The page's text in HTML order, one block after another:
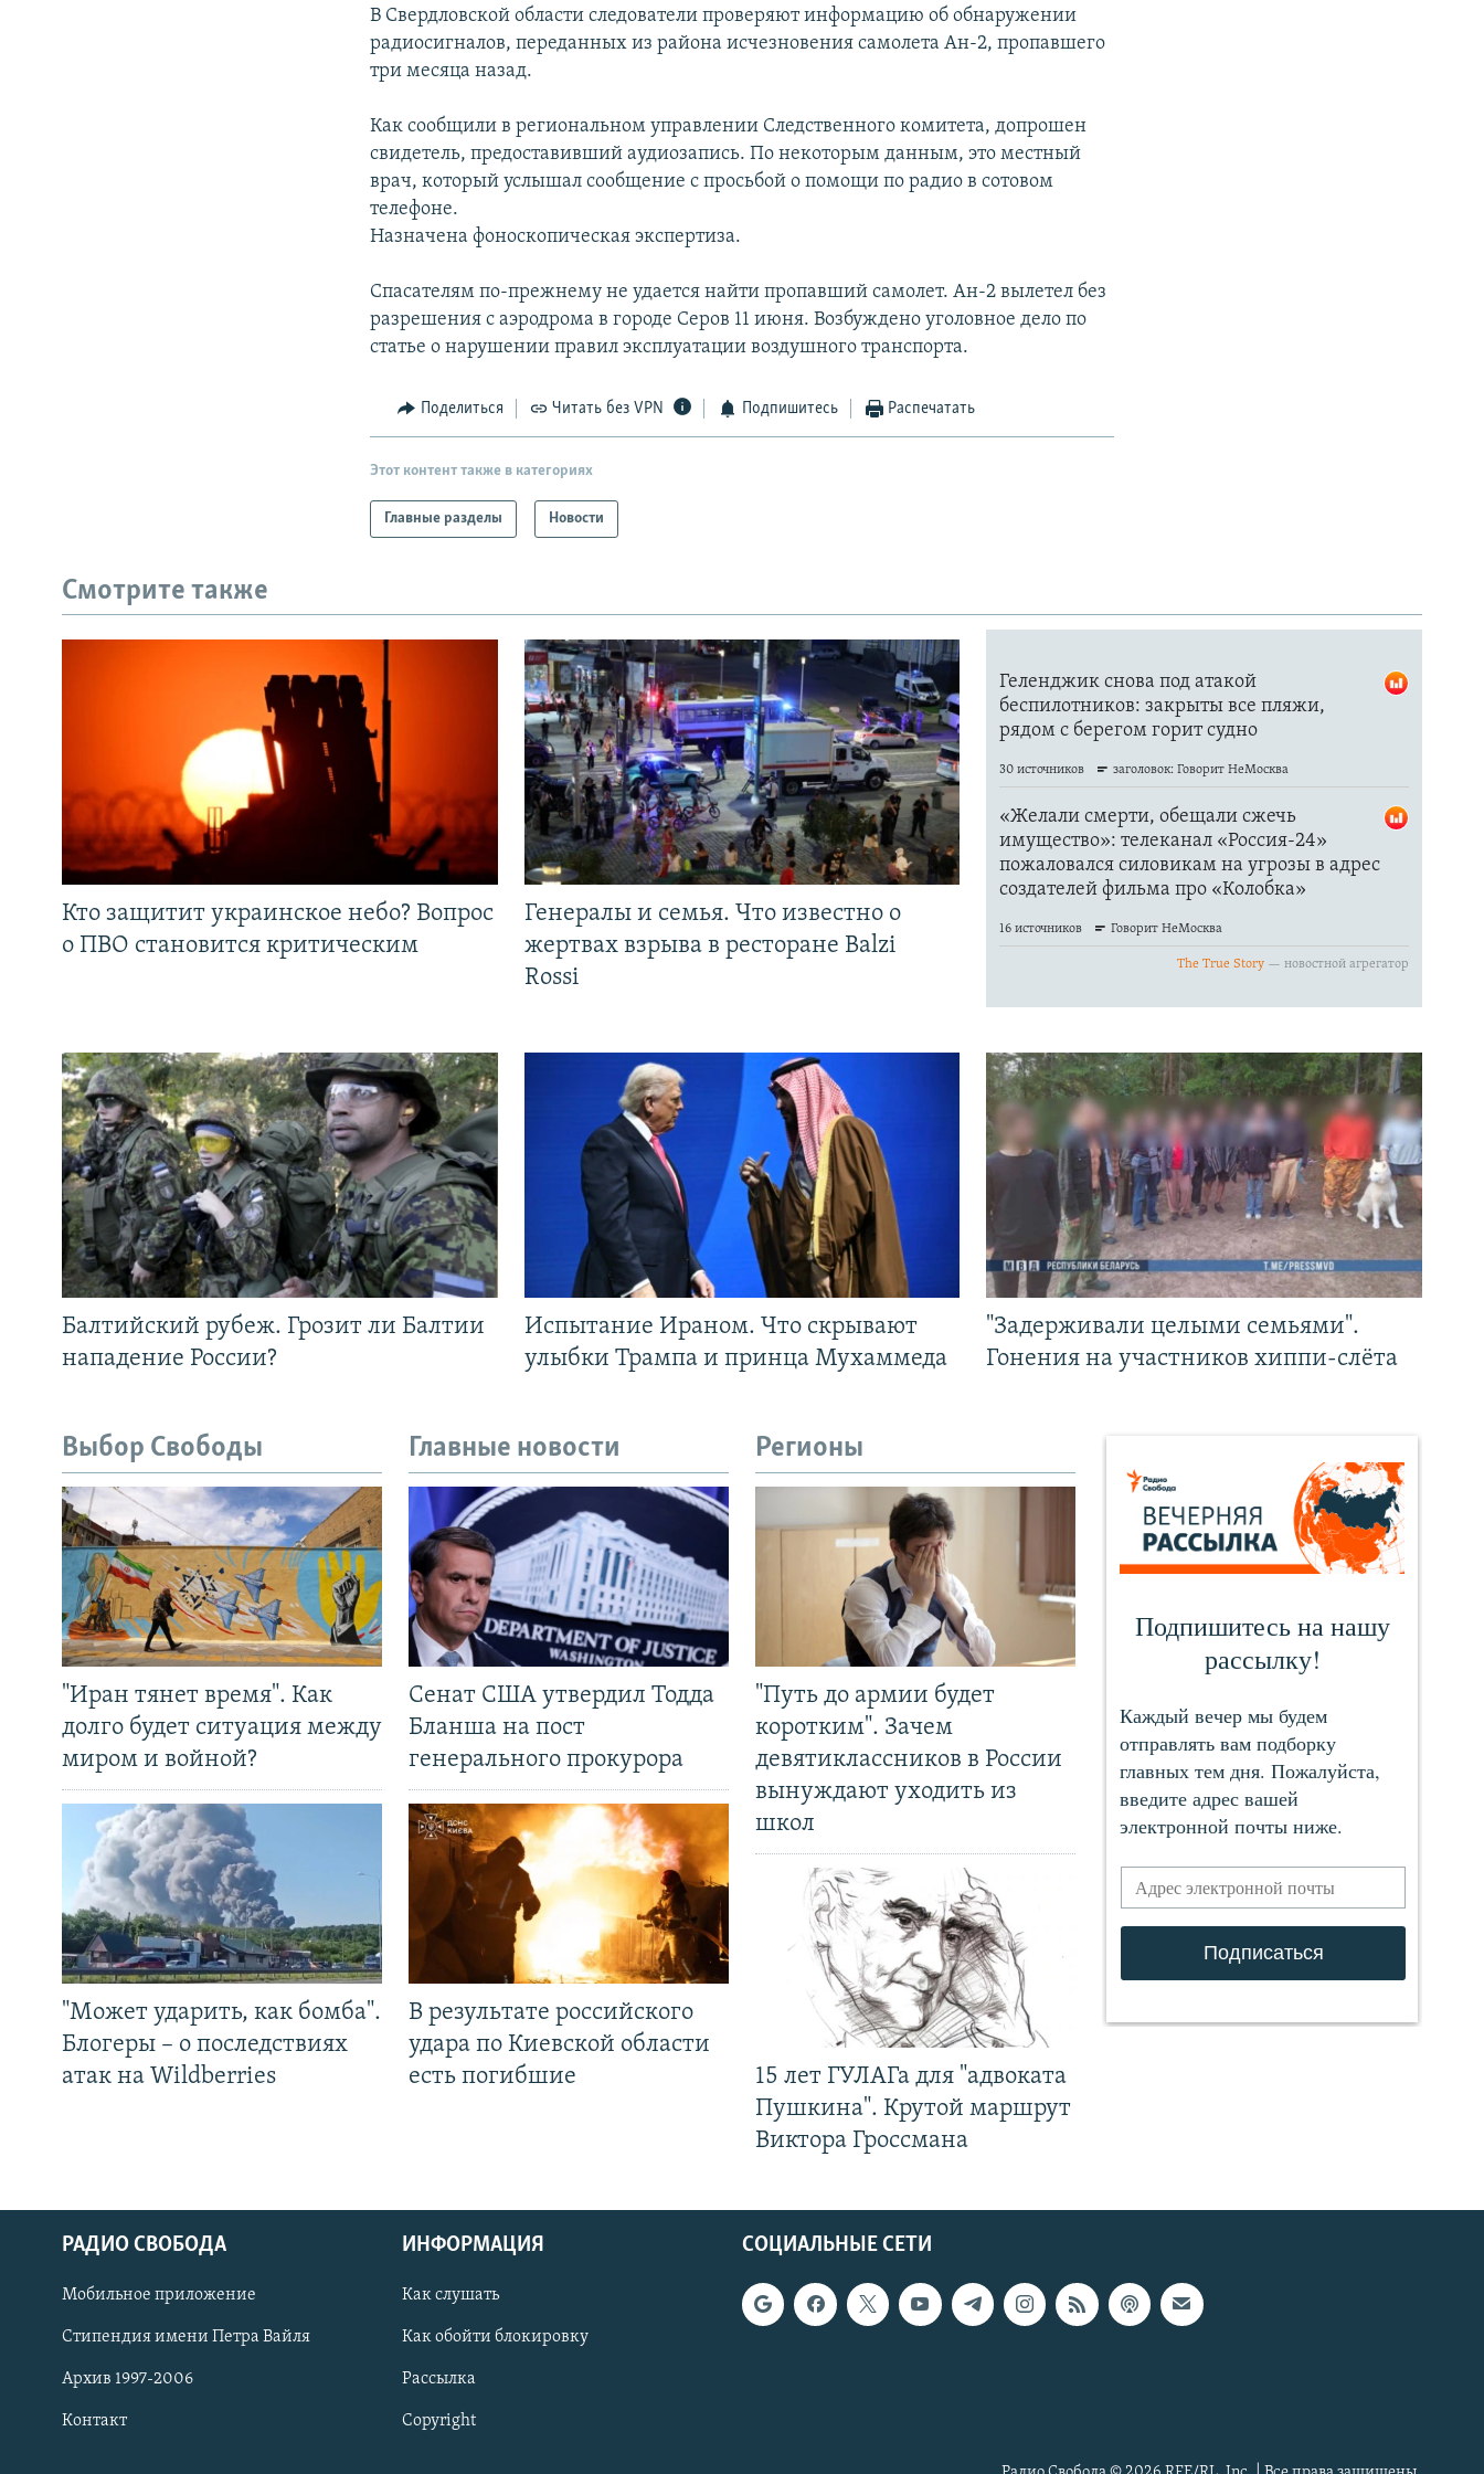
СОЦИАЛЬНЫЕ СЕТИ
В Свердловской области следователи проверяют информацию об обнаружении
радиосигналов, переданных из района исчезновения самолета Ан-2, пропавшего
три месяца назад.
Как сообщили в региональном управлении Следственного комитета, допрошен
свидетель, предоставивший аудиозапись. По некоторым данным, это местный
врач, который услышал сообщение с просьбой о помощи по радио в сотовом
телефоне.
Назначена фоноскопическая экспертиза.
Спасателям по-прежнему не удается найти пропавший самолет. Ан-2 вылетел без
разрешения с аэродрома в городе Серов 11 июня. Возбуждено уголовное дело по
статье о нарушении правил эксплуатации воздушного транспорта.
Поделиться Читать без VPN Подпишитесь Распечатать
Этот контент также в категориях
Главные разделы Новости
Смотрите также
Кто защитит украинское небо? Вопрос
о ПВО становится критическим
Генералы и семья. Что известно о
жертвах взрыва в ресторане Balzi
Rossi
Балтийский рубеж. Грозит ли Балтии
нападение России?
Испытание Ираном. Что скрывают
улыбки Трампа и принца Мухаммеда
"Задерживали целыми семьями".
Гонения на участников хиппи-слёта
Выбор Свободы
"Иран тянет время". Как
долго будет ситуация между
миром и войной?
"Может ударить, как бомба".
Блогеры – о последствиях
атак на Wildberries
Главные новости
Сенат США утвердил Тодда
Бланша на пост
генерального прокурора
В результате российского
удара по Киевской области
есть погибшие
Регионы
"Путь до армии будет
коротким". Зачем
девятиклассников в России
вынуждают уходить из
школ
15 лет ГУЛАГа для "адвоката
Пушкина". Крутой маршрут
Виктора Гроссмана
СОЦИАЛЬНЫЕ СЕТИ
РАДИО СВОБОДА
Мобильное приложение
Стипендия имени Петра Вайля
Архив 1997-2006
Контакт
ИНФОРМАЦИЯ
Как слушать
Как обойти блокировку
Рассылка
Copyright